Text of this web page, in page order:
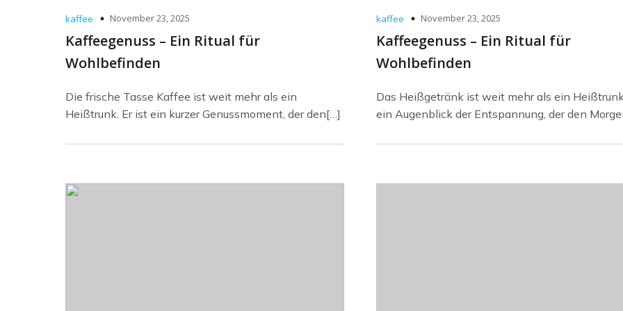
kaffee November 23, 2025
Kaffeegenuss – Ein Ritual für
Wohlbefinden
Die frische Tasse Kaffee ist weit mehr als ein
Heißtrunk. Er ist ein kurzer Genussmoment, der den[…]
kaffee November 23, 2025
Kaffeegenuss – Ein Ritual für
Wohlbefinden
Das Heißgetränk ist weit mehr als ein
ein Augenblick der Entspannung, der den